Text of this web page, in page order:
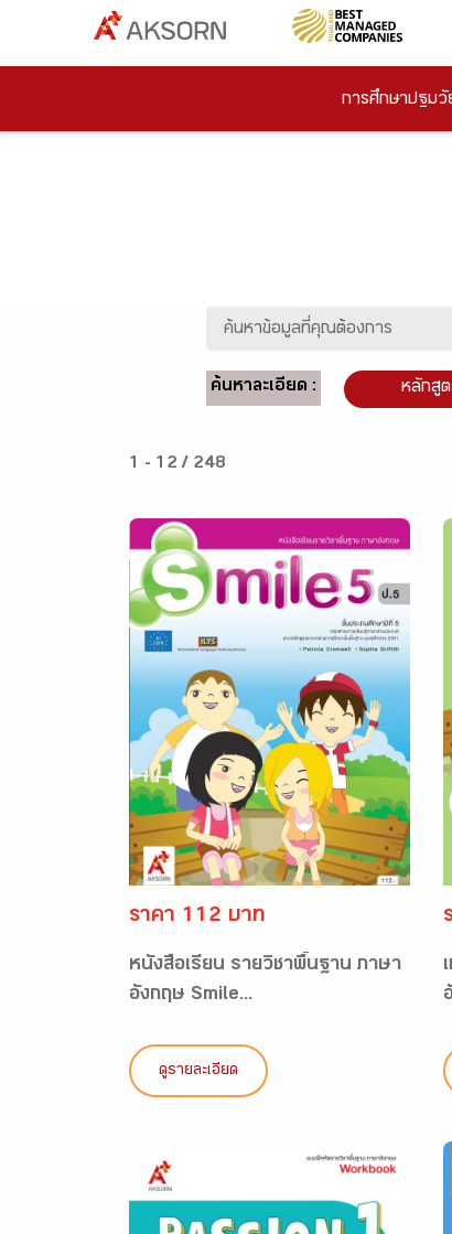
การศึกษาปฐมวั
ค้นหาละเอียด : หลักสู
1 - 12 / 248
ราคา 112 บาท
หนังสือเรียน รายวิชาพื้นฐาน ภาษา
อังกฤษ Smile...
ดูรายละเอียด